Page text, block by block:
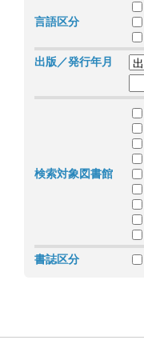
言語区分
出版／発行年月
検索対象図書館
書誌区分